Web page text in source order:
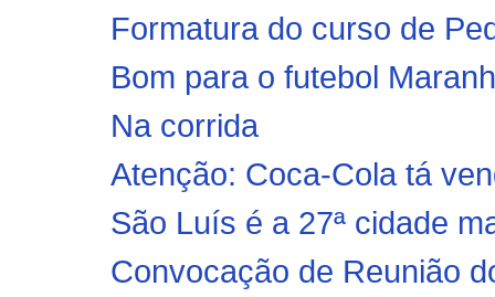
Formatura do curso de
Bom para o futebol
Na corrida
Atenção: Coca-Cola tá
São Luís é a 27ª cidade
Convocação de Reunião